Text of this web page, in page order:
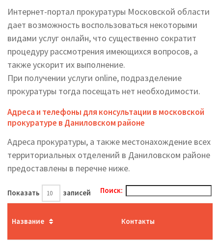
Интернет-портал прокуратуры Московской области
дает возможность воспользоваться некоторыми
видами услуг онлайн, что существенно сократит
процедуру рассмотрения имеющихся вопросов, а
также ускорит их выполнение.
При получении услуги online, подразделение
прокуратуры тогда посещать нет необходимости.
Адреса и телефоны для консультации в московской
прокуратуре в Даниловском районе
Адреса прокуратуры, а также местонахождение всех
территориальных отделений в Даниловском районе
предоставлены в перечне ниже.
Показать записей Поиск:
Название Контакты